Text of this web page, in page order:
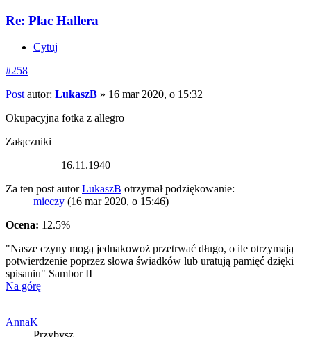
Re: Plac Hallera
Cytuj
#258
Post autor: LukaszB » 16 mar 2020, o 15:32
Okupacyjna fotka z allegro
Załączniki
16.11.1940
Za ten post autorLukaszB otrzymał podziękowanie:
mieczy (16 mar 2020, o 15:46)
Ocena: 12.5%
"Nasze czyny mogą jednakowoż przetrwać długo, o ile otrzymają
potwierdzenie poprzez słowa świadków lub uratują pamięć dzięki
spisaniu" Sambor II
Na górę
AnnaK